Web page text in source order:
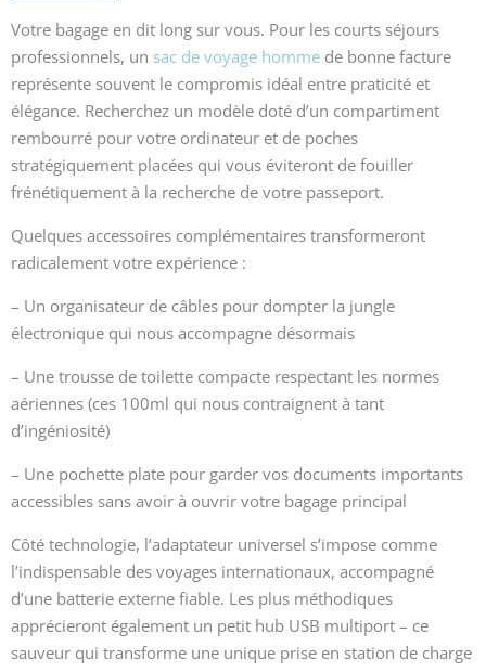
Votre bagage en dit long sur vous. Pour les courts séjours
professionnels, un sac de voyage homme de bonne facture
représente souvent le compromis idéal entre praticité et
élégance. Recherchez un modèle doté d’un compartiment
rembourré pour votre ordinateur et de poches
stratégiquement placées qui vous éviteront de fouiller
frénétiquement à la recherche de votre passeport.
Quelques accessoires complémentaires transformeront
radicalement votre expérience :
– Un organisateur de câbles pour dompter la jungle
électronique qui nous accompagne désormais
– Une trousse de toilette compacte respectant les normes
aériennes (ces 100ml qui nous contraignent à tant
d’ingéniosité)
– Une pochette plate pour garder vos documents importants
accessibles sans avoir à ouvrir votre bagage principal
Côté technologie, l’adaptateur universel s’impose comme
l’indispensable des voyages internationaux, accompagné
d’une batterie externe fiable. Les plus méthodiques
apprécieront également un petit hub USB multiport – ce
sauveur qui transforme une unique prise en station de charge